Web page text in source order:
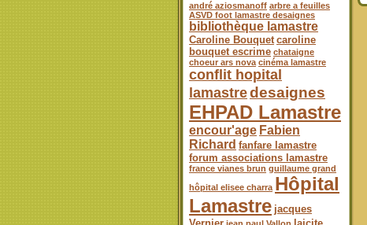
andré aziosmanoff arbre a feuilles
ASVD foot lamastre desaignes
bibliothèque lamastre
Caroline Bouquet caroline
bouquet escrime chataigne
choeur ars nova cinéma lamastre
conflit hopital
lamastredesaignes
EHPAD Lamastre
encour'age Fabien
Richard fanfare lamastre
forum associations lamastre
france vianes brun guillaume grand
hôpital elisee charra Hôpital
Lamastre jacques